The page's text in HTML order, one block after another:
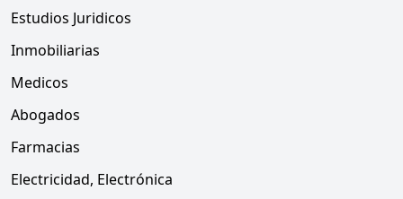
Estudios Juridicos
Inmobiliarias
Medicos
Abogados
Farmacias
Electricidad, Electrónica